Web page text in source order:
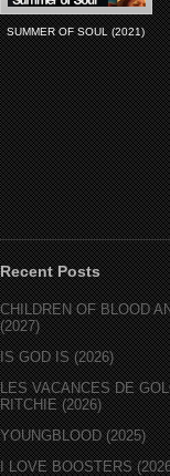
SUMMER OF SOUL (2021)
Recent Posts
CHILDREN OF BLOOD
(2027)
IS GOD IS (2026)
LES VACANCES DE
RITCHIE (2026)
YOUNGBLOOD (2025)
I LOVE BOOSTERS